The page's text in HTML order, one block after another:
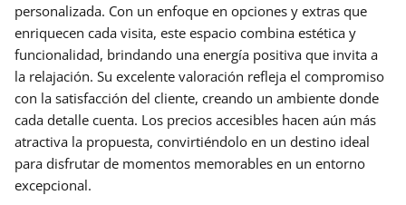
personalizada. Con un enfoque en opciones y extras que
enriquecen cada visita, este espacio combina estética y
funcionalidad, brindando una energía positiva que invita a
la relajación. Su excelente valoración refleja el compromiso
con la satisfacción del cliente, creando un ambiente donde
cada detalle cuenta. Los precios accesibles hacen aún más
atractiva la propuesta, convirtiéndolo en un destino ideal
para disfrutar de momentos memorables en un entorno
excepcional.